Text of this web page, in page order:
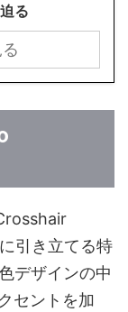
る
引き立てる特
デザインの中
セントを加